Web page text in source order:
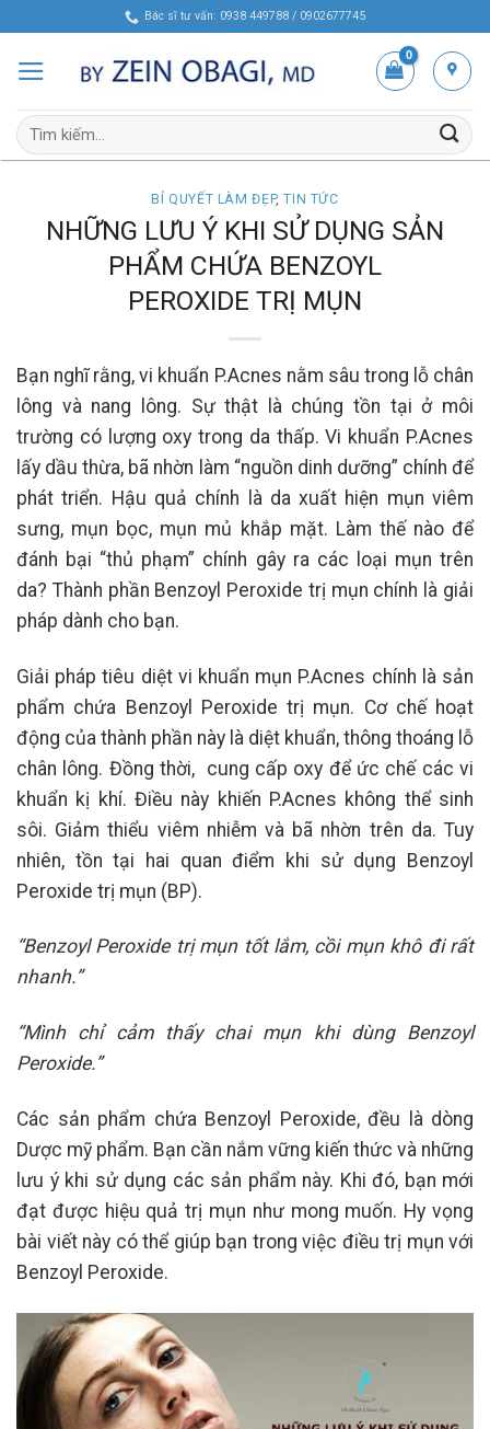
content
Bác sĩ tư vấn: 0938 449788 / 0902677745
Tìm
kiếm:
BÍ QUYẾT LÀM ĐẸP,TIN TỨC
NHỮNG LƯU Ý KHI SỬ DỤNG SẢN
PHẨM CHỨA BENZOYL
PEROXIDE TRỊ MỤN
Bạn nghĩ rằng, vi khuẩn P.Acnes nằm sâu trong lỗ chân
lông và nang lông. Sự thật là chúng tồn tại ở môi
trường có lượng oxy trong da thấp. Vi khuẩn P.Acnes
lấy dầu thừa, bã nhờn làm “nguồn dinh dưỡng” chính để
phát triển. Hậu quả chính là da xuất hiện mụn viêm
sưng, mụn bọc, mụn mủ khắp mặt. Làm thế nào để
đánh bại “thủ phạm” chính gây ra các loại mụn trên
da? Thành phần Benzoyl Peroxide trị mụn chính là giải
pháp dành cho bạn.
Giải pháp tiêu diệt vi khuẩn mụn P.Acnes chính là sản
phẩm chứa Benzoyl Peroxide trị mụn. Cơ chế hoạt
động của thành phần này là diệt khuẩn, thông thoáng lỗ
chân lông. Đồng thời, cung cấp oxy để ức chế các vi
khuẩn kị khí. Điều này khiến P.Acnes không thể sinh
sôi. Giảm thiểu viêm nhiễm và bã nhờn trên da. Tuy
nhiên, tồn tại hai quan điểm khi sử dụng Benzoyl
Peroxide trị mụn (BP).
“Benzoyl Peroxide trị mụn tốt lắm, cồi mụn khô đi rất
nhanh.”
“Mình chỉ cảm thấy chai mụn khi dùng Benzoyl
Peroxide.”
Các sản phẩm chứa Benzoyl Peroxide, đều là dòng
Dược mỹ phẩm. Bạn cần nắm vững kiến thức và những
lưu ý khi sử dụng các sản phẩm này. Khi đó, bạn mới
đạt được hiệu quả trị mụn như mong muốn. Hy vọng
bài viết này có thể giúp bạn trong việc điều trị mụn với
Benzoyl Peroxide.